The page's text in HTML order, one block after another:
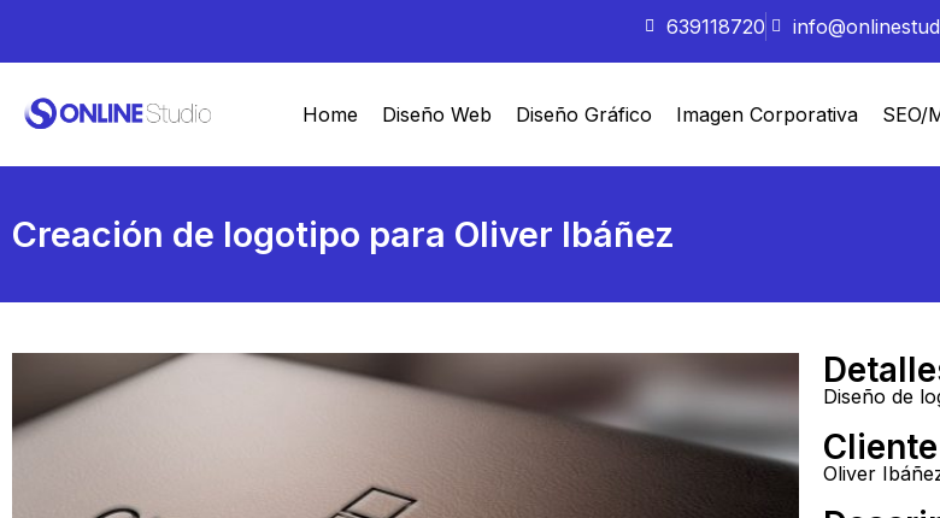
639118720
Home Diseño Web Diseño Gráfico Imagen Corporativa SEO/
Creación de logotipo para Oliver Ibáñez
Diseño de
Cliente
Oliver